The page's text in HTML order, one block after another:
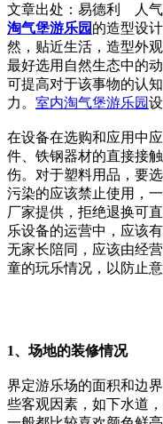
文章出处：易德利 人气
淘气堡游乐园 的造型设
然，贴近生活，造型外
最好选用自然生态中的
可提高对于该事物的认
力。 室内淘气堡游乐园
在设备在选购和应用中
件、铁钢器材的直接接
伤。对于塑料用品，要
污染的应该禁止使用，
厂家提供，拒绝退换可
乐设备的运营中，应该
无家长陪同，应该由经
童的玩乐情况，以防止
1、场地的装修情况
界定游乐场的面积和边
些客观因素，如下水道